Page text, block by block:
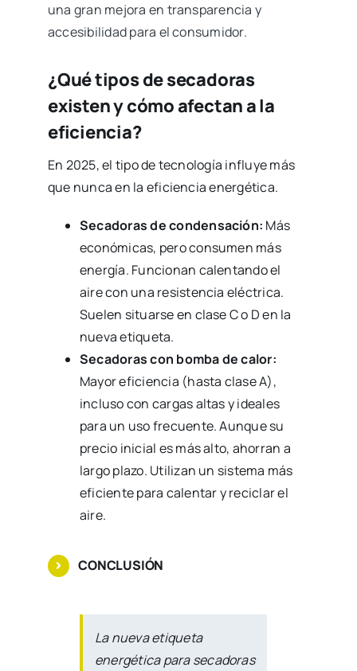
una gran mejora en transparencia y
accesibilidad para el consumidor.
¿Qué tipos de secadoras
existen y cómo afectan a la
eficiencia?
En 2025, el tipo de tecnología influye más
que nunca en la eficiencia energética.
Secadoras de condensación: Más
económicas, pero consumen más
energía. Funcionan calentando el
aire con una resistencia eléctrica.
Suelen situarse en clase C o D en la
nueva etiqueta.
Secadoras con bomba de calor:
Mayor eficiencia (hasta clase A),
incluso con cargas altas y ideales
para un uso frecuente. Aunque su
precio inicial es más alto, ahorran a
largo plazo. Utilizan un sistema más
eficiente para calentar y reciclar el
aire.
CONCLUSIÓN
La nueva etiqueta
energética para secadoras